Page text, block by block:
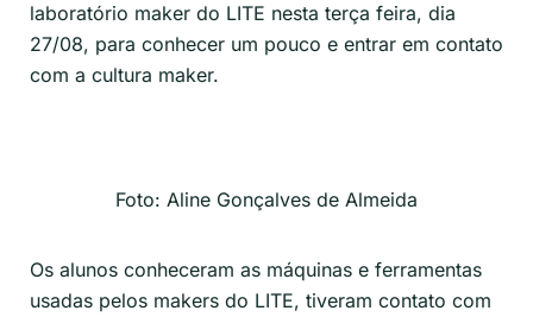
laboratório maker do LITE nesta terça feira, dia
27/08, para conhecer um pouco e entrar em contato
com a cultura maker.
Foto: Aline Gonçalves de Almeida
Os alunos conheceram as máquinas e ferramentas
usadas pelos makers do LITE, tiveram contato com